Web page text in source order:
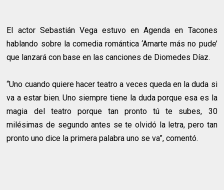
El actor Sebastián Vega estuvo en Agenda en Tacones
hablando sobre la comedia romántica ‘Amarte más no pude’
que lanzará con base en las canciones de Diomedes Díaz.
“Uno cuando quiere hacer teatro a veces queda en la duda si
va a estar bien. Uno siempre tiene la duda porque esa es la
magia del teatro porque tan pronto tú te subes, 30
milésimas de segundo antes se te olvidó la letra, pero tan
pronto uno dice la primera palabra uno se va”, comentó.